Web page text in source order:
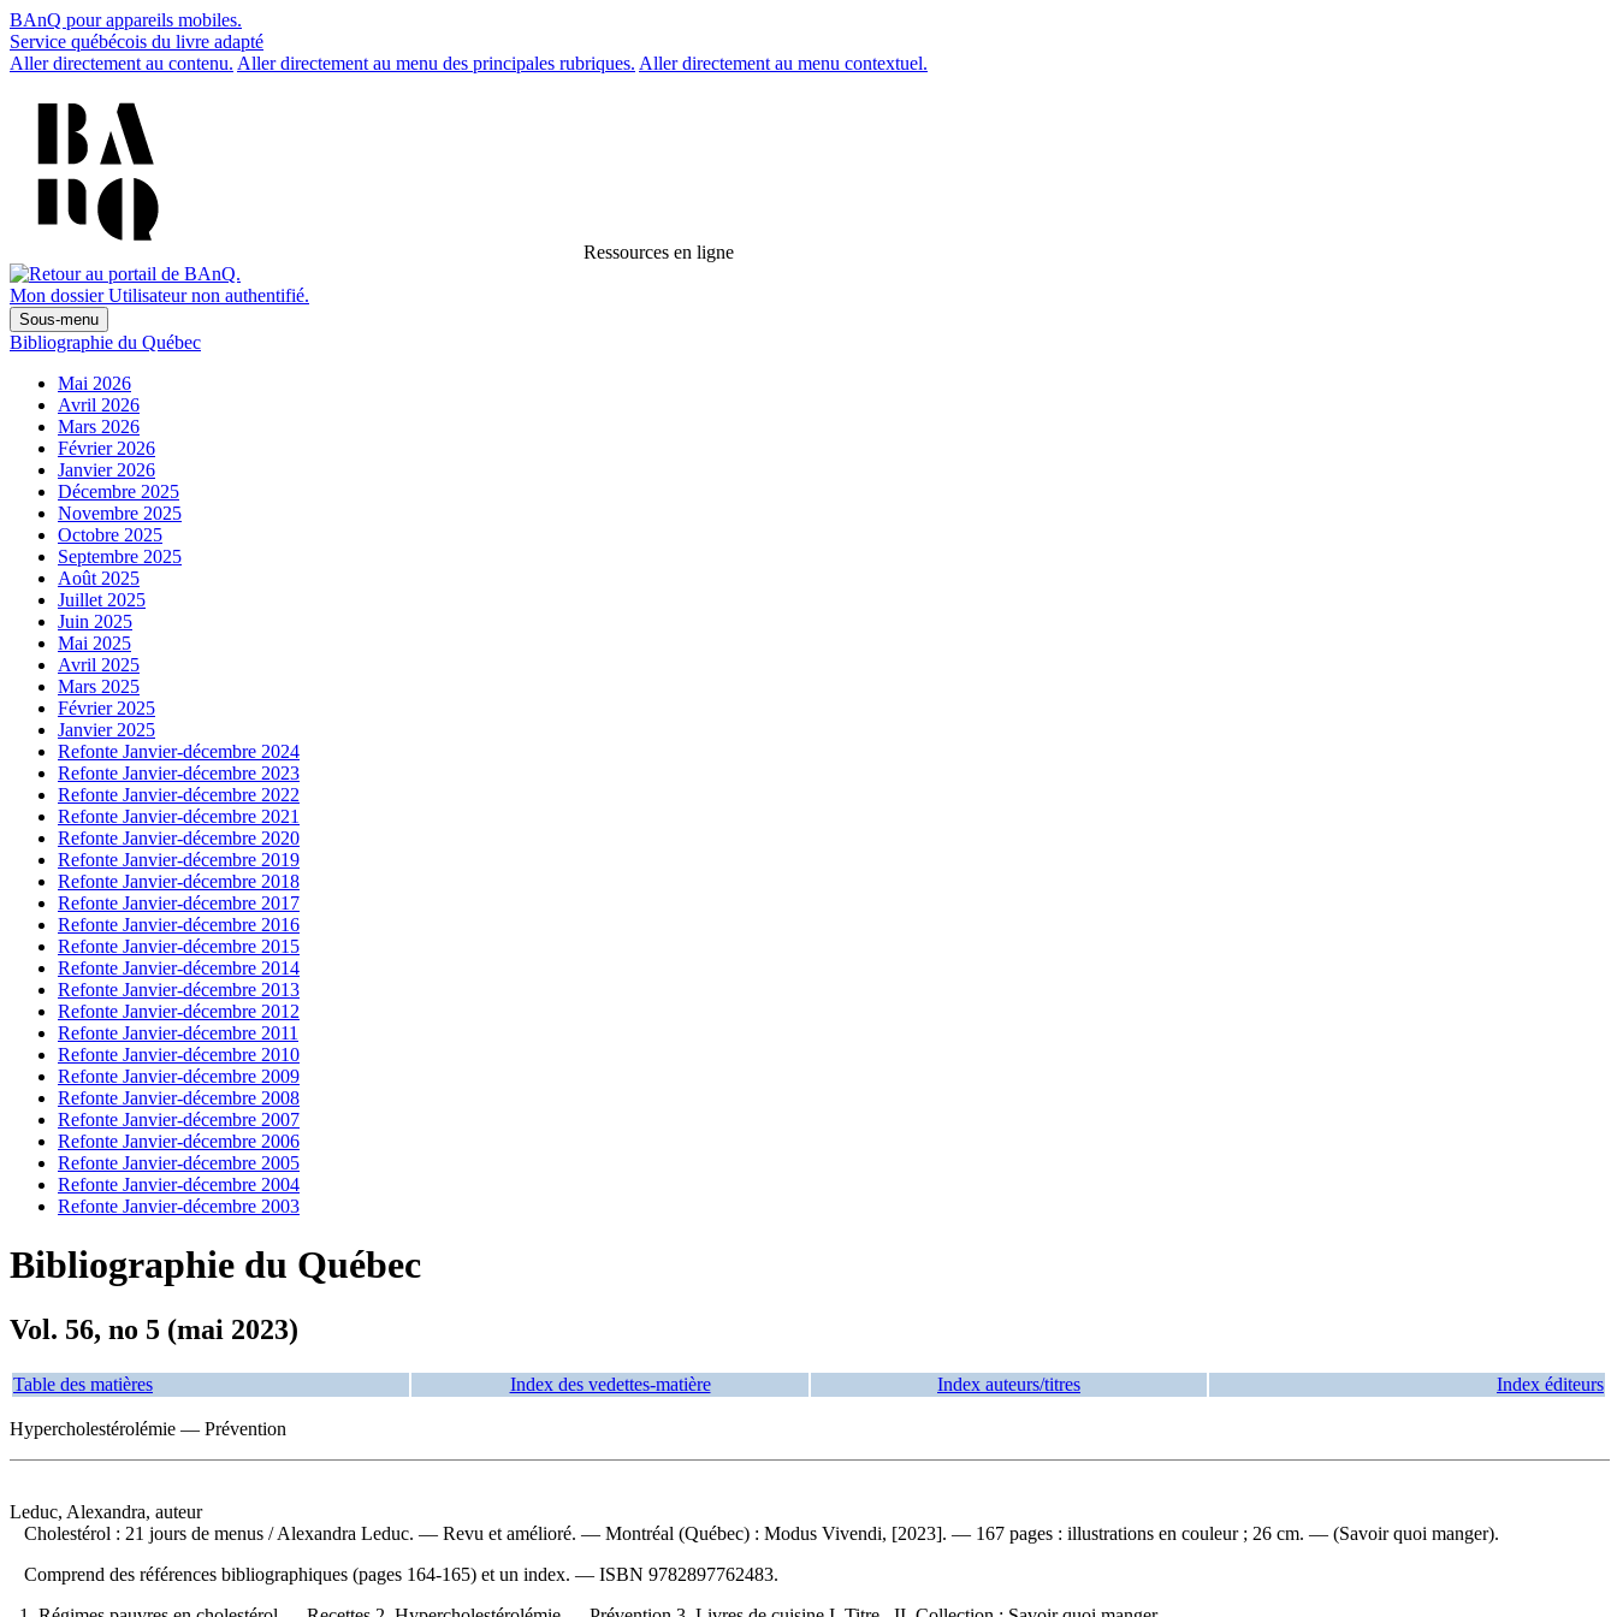
BAnQ pour appareils mobiles.
Service québécois du livre adapté
Aller directement au contenu. Aller directement au menu des principales rubriques. Aller directement au menu contextuel.
Ressources en ligne
Mon dossier Utilisateur non authentifié.
Sous-menu
Bibliographie du Québec
Mai 2026
Avril 2026
Mars 2026
Février 2026
Janvier 2026
Décembre 2025
Novembre 2025
Octobre 2025
Septembre 2025
Août 2025
Juillet 2025
Juin 2025
Mai 2025
Avril 2025
Mars 2025
Février 2025
Janvier 2025
Refonte Janvier-décembre 2024
Refonte Janvier-décembre 2023
Refonte Janvier-décembre 2022
Refonte Janvier-décembre 2021
Refonte Janvier-décembre 2020
Refonte Janvier-décembre 2019
Refonte Janvier-décembre 2018
Refonte Janvier-décembre 2017
Refonte Janvier-décembre 2016
Refonte Janvier-décembre 2015
Refonte Janvier-décembre 2014
Refonte Janvier-décembre 2013
Refonte Janvier-décembre 2012
Refonte Janvier-décembre 2011
Refonte Janvier-décembre 2010
Refonte Janvier-décembre 2009
Refonte Janvier-décembre 2008
Refonte Janvier-décembre 2007
Refonte Janvier-décembre 2006
Refonte Janvier-décembre 2005
Refonte Janvier-décembre 2004
Refonte Janvier-décembre 2003
Bibliographie du Québec
Vol. 56, no 5 (mai 2023)
Table des matières Index des vedettes-matière Index auteurs/titres Index éditeurs
Hypercholestérolémie — Prévention
Leduc, Alexandra, auteur
Cholestérol : 21 jours de menus / Alexandra Leduc. — Revu et amélioré. — Montréal (Québec) : Modus Vivendi, [2023]. — 167 pages : illustrations en couleur ; 26 cm. — (Savoir quoi manger).
Comprend des références bibliographiques (pages 164-165) et un index. — ISBN 9782897762483.